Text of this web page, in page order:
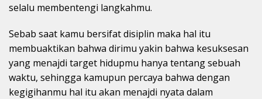
selalu membentengi langkahmu.
Sebab saat kamu bersifat disiplin maka hal itu
membuaktikan bahwa dirimu yakin bahwa kesuksesan
yang menajdi target hidupmu hanya tentang sebuah
waktu, sehingga kamupun percaya bahwa dengan
kegigihanmu hal itu akan menajdi nyata dalam